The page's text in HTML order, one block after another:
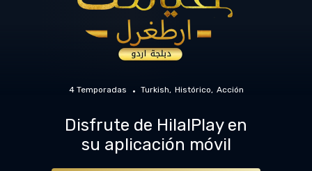
4 Temporadas Turkish Histórico Acción
Disfrute de HilalPlay en
su aplicación móvil